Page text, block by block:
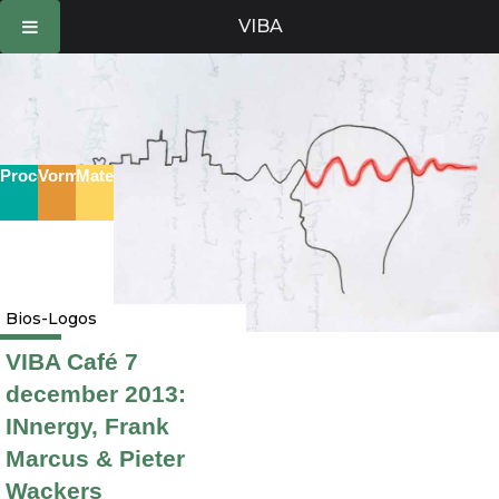
VIBA
inhoud
ProcesVormMaterie
Bios-Logos
VIBA Café 7
december 2013:
INnergy, Frank
Marcus & Pieter
Wackers